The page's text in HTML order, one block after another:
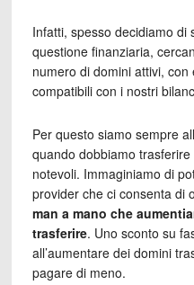
Infatti, spesso decidiamo
questione finanziaria,
numero di domini attivi,
compatibili con i nostri
Per questo siamo sempre
quando dobbiamo
notevoli. Immaginiamo di
provider che ci consenta di
man a mano che
trasferire. Uno sconto su
all’aumentare dei domini
pagare di meno.